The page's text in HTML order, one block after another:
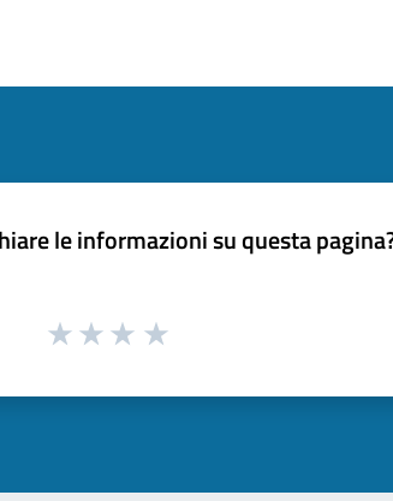
le informazioni su questa